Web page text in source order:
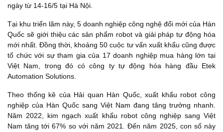
ngày từ 14-16/5 tại Hà Nội.
Tại khu triển lãm này, 5 doanh nghiệp công nghệ đổi mới của Hàn
Quốc sẽ giới thiệu các sản phẩm robot và giải pháp tự động hóa
mới nhất. Đồng thời, khoảng 50 cuộc tư vấn xuất khẩu cũng được
tổ chức với sự tham gia của 17 doanh nghiệp mua hàng lớn tại
Việt Nam, trong đó có công ty tự động hóa hàng đầu Etek
Automation Solutions.
Theo thống kê của Hải quan Hàn Quốc, xuất khẩu robot công
nghiệp của Hàn Quốc sang Việt Nam đang tăng trưởng nhanh.
Năm 2022, kim ngạch xuất khẩu robot công nghiệp sang Việt
Nam tăng tới 67% so với năm 2021. Đến năm 2025, con số này